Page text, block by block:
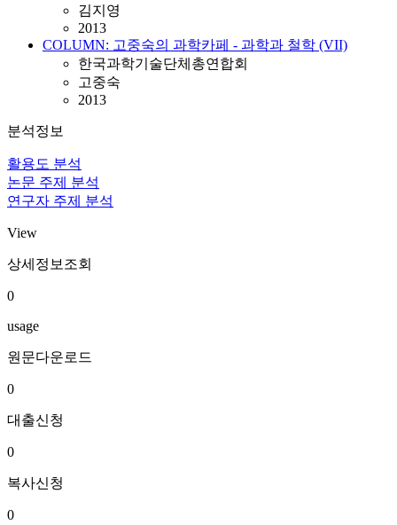
김지영
2013
COLUMN: 고중숙의 과학카페 - 과학과 철학 (VII)
한국과학기술단체총연합회
고중숙
2013
분석정보
활용도 분석
논문 주제 분석
연구자 주제 분석
View
상세정보조회
0
usage
원문다운로드
0
대출신청
0
복사신청
0